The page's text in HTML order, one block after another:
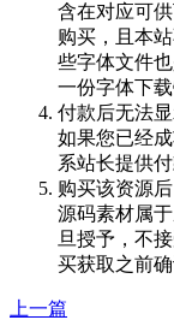
含在对应可
购买，且本
些字体文件
一份字体下载
付款后无法
如果您已经
系站长提供
购买该资源
源码素材属
旦授予，不
买获取之前
上一篇